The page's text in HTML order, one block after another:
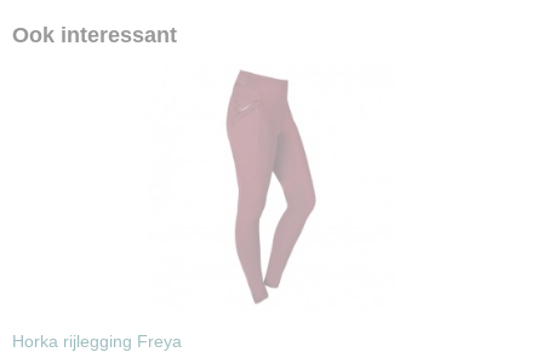
Ook interessant
Horka rijlegging Freya